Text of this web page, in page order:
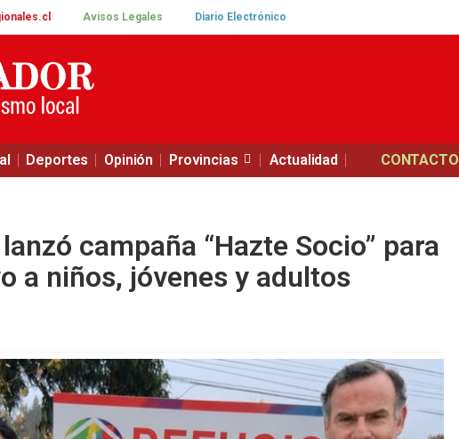
Avisos Legales Diario Electrónico
Deportes Opinión Provincias Actualidad CONTACTO
campaña “Hazte Socio” para
a niños, jóvenes y adultos